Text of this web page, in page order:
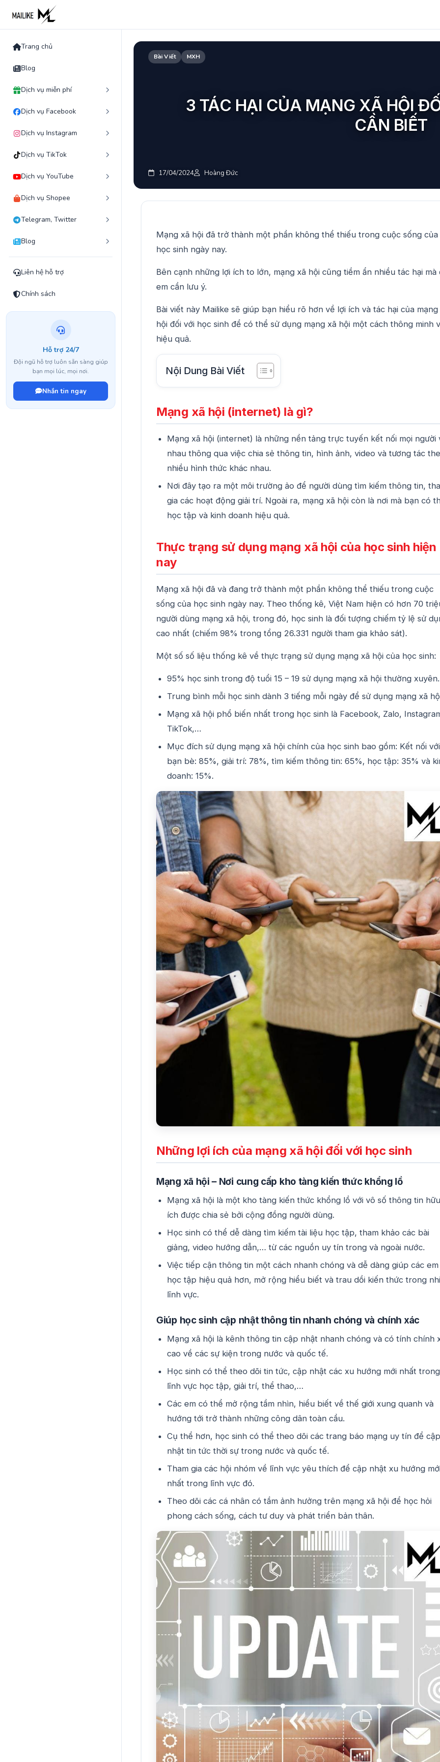
content
Trang chủ
Blog
Dịch vụ miễn phí
Dịch vụ Facebook
Dịch vụ Instagram
Dịch vụ TikTok
Dịch vụ YouTube
Dịch vụ Shopee
Telegram, Twitter
Blog
Liên hệ hỗ trợ
Chính sách
Hỗ trợ 24/7
Đội ngũ hỗ trợ luôn sẵn sàng giúp
bạn mọi lúc, mọi nơi.
Nhắn tin ngay
Bài Viết MXH
3 TÁC HẠI CỦA MẠNG XÃ HỘI
CẦN BIẾT
17/04/2024 Hoàng Đức
Mạng xã hội đã trở thành một phần không thể thiếu trong cuộc sống của
học sinh ngày nay.
Bên cạnh những lợi ích to lớn, mạng xã hội cũng tiềm ẩn nhiều tác hại mà
em cần lưu ý.
Bài viết này Mailike sẽ giúp bạn hiểu rõ hơn về lợi ích và tác hại của mạng
hội đối với học sinh để có thể sử dụng mạng xã hội một cách thông minh
hiệu quả.
Nội Dung Bài Viết
Mạng xã hội (internet) là gì?
Mạng xã hội (internet) là những nền tảng trực tuyến kết nối mọi người
nhau thông qua việc chia sẻ thông tin, hình ảnh, video và tương tác
nhiều hình thức khác nhau.
Nơi đây tạo ra một môi trường ảo để người dùng tìm kiếm thông tin,
gia các hoạt động giải trí. Ngoài ra, mạng xã hội còn là nơi mà bạn có
học tập và kinh doanh hiệu quả.
Thực trạng sử dụng mạng xã hội của học sinh hiện
nay
Mạng xã hội đã và đang trở thành một phần không thể thiếu trong cuộc
sống của học sinh ngày nay. Theo thống kê, Việt Nam hiện có hơn 70
người dùng mạng xã hội, trong đó, học sinh là đối tượng chiếm tỷ lệ sử
cao nhất (chiếm 98% trong tổng 26.331 người tham gia khảo sát).
Một số số liệu thống kê về thực trạng sử dụng mạng xã hội của học sinh:
95% học sinh trong độ tuổi 15 – 19 sử dụng mạng xã hội thường xuyên.
Trung bình mỗi học sinh dành 3 tiếng mỗi ngày để sử dụng mạng xã
Mạng xã hội phổ biến nhất trong học sinh là Facebook, Zalo,
TikTok,…
Mục đích sử dụng mạng xã hội chính của học sinh bao gồm: Kết nối với
bạn bè: 85%, giải trí: 78%, tìm kiếm thông tin: 65%, học tập: 35% và
doanh: 15%.
Những lợi ích của mạng xã hội đối với học sinh
Mạng xã hội – Nơi cung cấp kho tàng kiến thức khổng lồ
Mạng xã hội là một kho tàng kiến thức khổng lồ với vô số thông tin hữu
ích được chia sẻ bởi cộng đồng người dùng.
Học sinh có thể dễ dàng tìm kiếm tài liệu học tập, tham khảo các bài
giảng, video hướng dẫn,… từ các nguồn uy tín trong và ngoài nước.
Việc tiếp cận thông tin một cách nhanh chóng và dễ dàng giúp các em
học tập hiệu quả hơn, mở rộng hiểu biết và trau dồi kiến thức trong
lĩnh vực.
Giúp học sinh cập nhật thông tin nhanh chóng và chính xác
Mạng xã hội là kênh thông tin cập nhật nhanh chóng và có tính chính
cao về các sự kiện trong nước và quốc tế.
Học sinh có thể theo dõi tin tức, cập nhật các xu hướng mới nhất trong
lĩnh vực học tập, giải trí, thể thao,…
Các em có thể mở rộng tầm nhìn, hiểu biết về thế giới xung quanh và
hướng tới trở thành những công dân toàn cầu.
Cụ thể hơn, học sinh có thể theo dõi các trang báo mạng uy tín để cập
nhật tin tức thời sự trong nước và quốc tế.
Tham gia các hội nhóm về lĩnh vực yêu thích để cập nhật xu hướng
nhất trong lĩnh vực đó.
Theo dõi các cá nhân có tầm ảnh hưởng trên mạng xã hội để học hỏi
phong cách sống, cách tư duy và phát triển bản thân.